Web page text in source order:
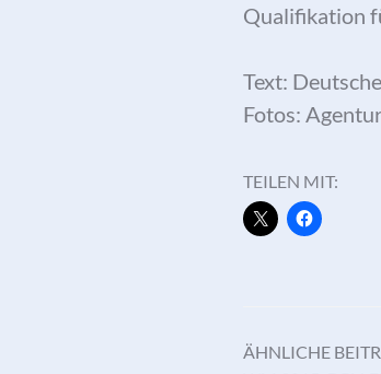
Qualifikation
Text:
Fotos:
TEILEN MIT:
ÄHNLICHE